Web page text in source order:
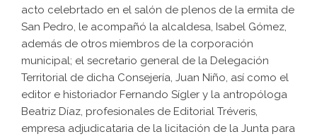
acto celebrtado en el salón de plenos de la ermita de
San Pedro, le acompañó la alcaldesa, Isabel Gómez,
además de otros miembros de la corporación
municipal; el secretario general de la Delegación
Territorial de dicha Consejería, Juan Niño, así como el
editor e historiador Fernando Sígler y la antropóloga
Beatriz Díaz, profesionales de Editorial Tréveris,
empresa adjudicataria de la licitación de la Junta para